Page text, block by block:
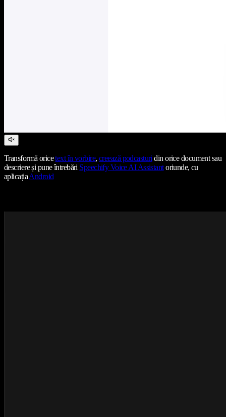
Transformă oricetext în vorbire, creează podcasturidin orice document sau
descriere și pune întrebări Speechify Voice AI Assistantoriunde, cu
aplicațiaAndroid